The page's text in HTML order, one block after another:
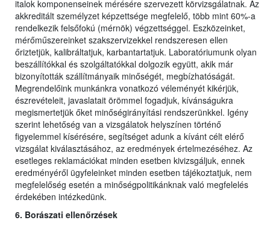
italok komponenseinek mérésére szervezett körvizsgálatnak. Az
akkreditált személyzet képzettsége megfelelő, több mint 60%-a
rendelkezik felsőfokú (mérnök) végzettséggel. Eszközeinket,
mérőműszereinket szakszervizekkel rendszeresen ellen
őriztetjük, kalibráltatjuk, karbantartatjuk. Laboratóriumunk olyan
beszállítókkal és szolgáltatókkal dolgozik együtt, akik már
bizonyították szállítmányaik minőségét, megbízhatóságát.
Megrendelőink munkánkra vonatkozó véleményét kikérjük,
észrevételeit, javaslatait örömmel fogadjuk, kívánságukra
megismertetjük őket minőségirányítási rendszerünkkel. Igény
szerint lehetőség van a vizsgálatok helyszínen történő
figyelemmel kísérésére, segítséget adunk a kívánt célt elérő
vizsgálat kiválasztásához, az eredmények értelmezéséhez. Az
esetleges reklamációkat minden esetben kivizsgáljuk, ennek
eredményéről ügyfeleinket minden esetben tájékoztatjuk, nem
megfelelőség esetén a minőségpolitikánknak való megfelelés
érdekében intézkedünk.
6. Borászati ellenőrzések